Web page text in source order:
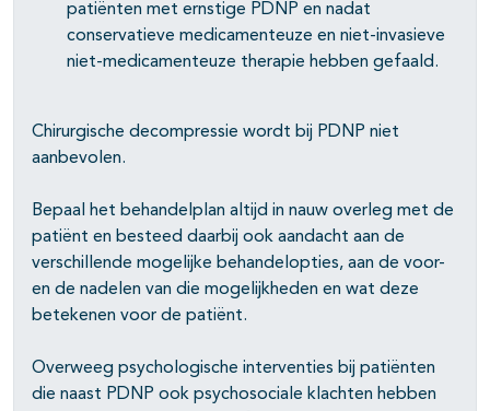
patiënten met ernstige PDNP en nadat
conservatieve medicamenteuze en niet-invasieve
niet-medicamenteuze therapie hebben gefaald.
Chirurgische decompressie wordt bij PDNP niet
aanbevolen.
Bepaal het behandelplan altijd in nauw overleg met de
patiënt en besteed daarbij ook aandacht aan de
verschillende mogelijke behandelopties, aan de voor-
en de nadelen van die mogelijkheden en wat deze
betekenen voor de patiënt.
Overweeg psychologische interventies bij patiënten
die naast PDNP ook psychosociale klachten hebben